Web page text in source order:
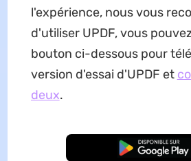
l'expérience, nous vous
d'utiliser UPDF, vous
bouton ci-dessous pour
version d'essai d'UPDF et
deux.
TÉLÉCHARGER